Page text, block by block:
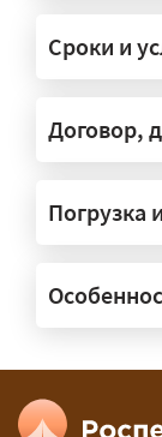
под
груза и
Сроки и
Договор,
Погрузка